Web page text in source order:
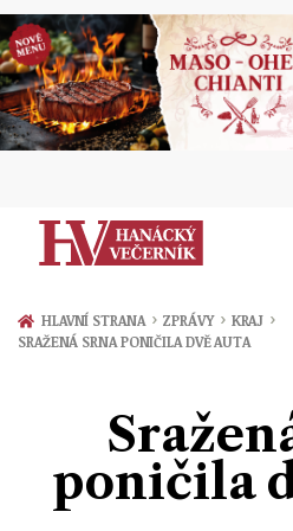
Zprávy
Prostějov
Přerov
Ekonomika
Kultura
Hudba
Společnost
Sport
HLAVNÍ STRANA › ZPRÁVY › KRAJ ›
SRAŽENÁ SRNA PONIČILA DVĚ AUTA
poničila